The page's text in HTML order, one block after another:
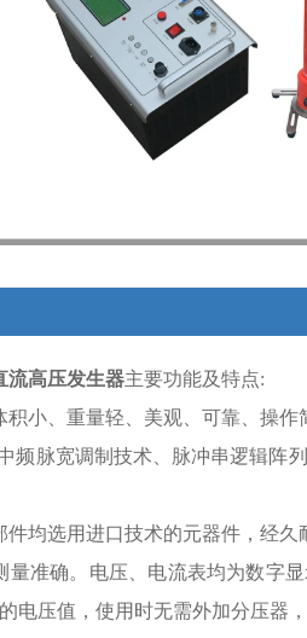
流高压发生器主要功能及特点:
积小、重量轻、美观、可靠、操
频脉宽调制技术、脉冲串逻辑阵
件均选用进口技术的元器件
量准确。电压、电流表均为数字
电压值，使用时无需外加分压器